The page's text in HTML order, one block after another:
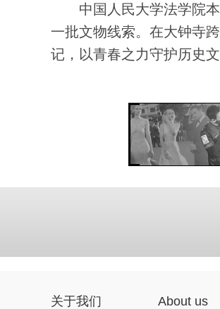
中国人民大学法学院本
一批文物线索。在大钟寺
记，以青春之力守护历史
关于我们 About us